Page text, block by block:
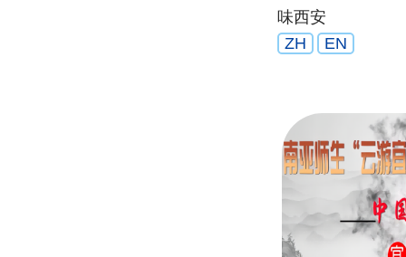
味西安
ZH
EN